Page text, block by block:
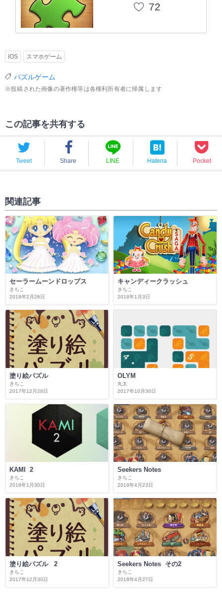
72
iOS スマホゲーム
パズルゲーム
※投稿された画像の著作権等は各権利所有者に帰属します
この記事を共有する
Tweet Share LINE Hatena Pocket
関連記事
セーラームーンドロップス
きちこ
2018年2月26日
キャンディークラッシュ
きちこ
2018年1月3日
塗り絵パズル
きちこ
2017年12月28日
OLYM
丸太
2017年10月30日
KAMI 2
きちこ
2018年1月30日
Seekers Notes
きちこ
2018年4月23日
塗り絵パズル 2
きちこ
2017年12月30日
Seekers Notes その2
きちこ
2018年4月27日